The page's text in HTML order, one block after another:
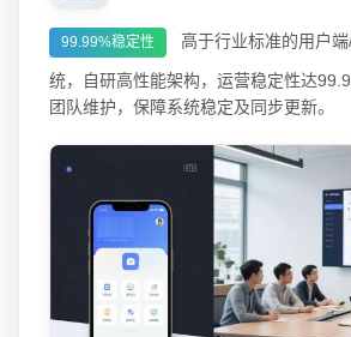
99.99%稳定性 高于行业标准的用户
统，自研高性能架构，运营稳定性达
团队维护，保障系统稳定及同步更新。